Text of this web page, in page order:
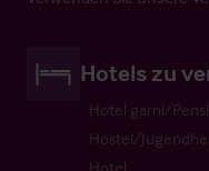
Hotels zu
Hotel garni/
Hostel/
Hotel